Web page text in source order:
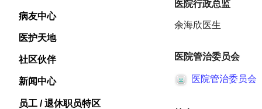
病友中心
医护天地
社区伙伴
新闻中心
员工 / 退休职员特区